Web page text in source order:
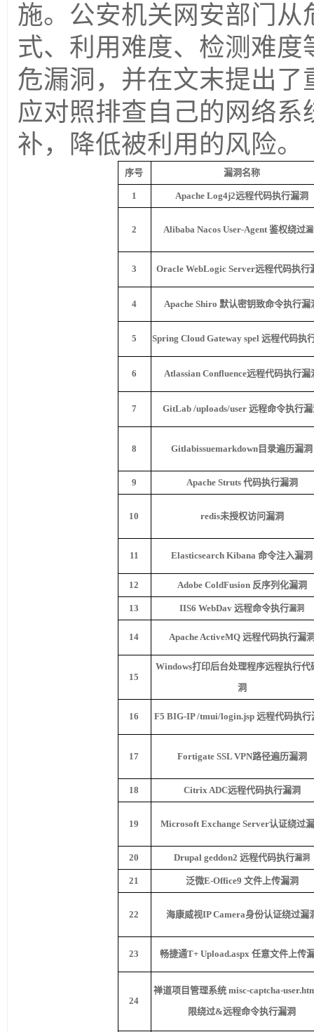
施。公安机关网安部门
式、利用难度、检测难度
危漏洞，并在文末提出
应对照排查自己的网络
补，降低被利用的风险。
序号 漏洞名称
1 Apache Log4j2远程代码执行漏洞
2 Alibaba Nacos User-Agent鉴权绕过
3 Oracle WebLogic Server远程代码执行
4 Apache Shiro默认密钥致命令执行漏
5 Spring Cloud Gateway spel远程代码执
6 Atlassian Confluence远程代码执行漏
7 GitLab /uploads/user 远程命令执行
8 Gitlabissuemarkdown 目录遍历漏洞
9 Apache Struts 代码执行漏洞
10 redis未授权访问漏洞
11 Elasticsearch Kibana命令注入漏洞
12 Adobe ColdFusion 反序列化漏洞
13 IIS6 WebDav远程命令执行漏洞
14 Apache ActiveMQ 远程代码执行漏
15
Windows打印后台处理程序远程执行代
洞
16 F5 BIG-IP /tmui/login.jsp远程代码执行
17 Fortigate SSL VPN路径遍历漏洞
18 Citrix ADC远程代码执行漏洞
19 Microsoft Exchange Server认证绕过
20 Drupal geddon2远程代码执行漏洞
21 泛微E-Office9 文件上传漏洞
22 海康威视IP Camera身份认证绕过漏
23 畅捷通T+ Upload.aspx 任意文件上传
24
禅道项目管理系统 misc-captcha-
限绕过&远程命令执行漏洞